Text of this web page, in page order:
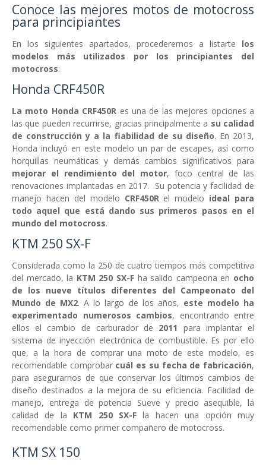
Conoce las mejores motos de motocross
para principiantes
En los siguientes apartados, procederemos a listarte los
modelos más utilizados por los principiantes del
motocross:
Honda CRF450R
La moto Honda CRF450R es una de las mejores opciones a
las que pueden recurrirse, gracias principalmente a su calidad
de construcción y a la fiabilidad de su diseño. En 2013,
Honda incluyó en este modelo un par de escapes, así como
horquillas neumáticas y demás cambios significativos para
mejorar el rendimiento del motor, foco central de las
renovaciones implantadas en 2017. Su potencia y facilidad de
manejo hacen del modelo CRF450R el modelo ideal para
todo aquel que está dando sus primeros pasos en el
mundo del motocross.
KTM 250 SX-F
Considerada como la 250 de cuatro tiempos más competitiva
del mercado, la KTM 250 SX-F ha salido campeona en ocho
de los nueve títulos diferentes del Campeonato del
Mundo de MX2. A lo largo de los años, este modelo ha
experimentado numerosos cambios, encontrando entre
ellos el cambio de carburador de 2011
para implantar el
sistema de inyección electrónica de combustible. Es por ello
que, a la hora de comprar una moto de este modelo, es
recomendable comprobar cuál es su fecha de fabricación,
para asegurarnos de que conservar los últimos cambios de
diseño destinados a la mejora de su eficiencia. Facilidad de
manejo, entrega de potencia Sueve y precio asequible, la
calidad de la KTM 250 SX-F la hacen una opción muy
recomendable como primer compañero de motocross.
KTM SX 150